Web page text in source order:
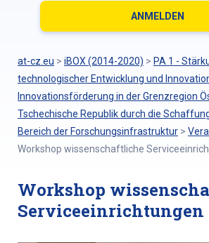
at-cz.eu > iBOX (2014-2020) > PA 1 -
technologischer Entwicklung und
Innovationsförderung in der Grenzregion
Tschechische Republik durch die
Bereich der Forschungsinfrastruktur >
Workshop wissenschaftliche
Workshop
Serviceeinrichtungen